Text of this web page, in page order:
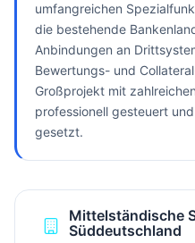
umfangreichen
die bestehende
Anbindungen an
Bewertungs- und
Großprojekt mit
professionell gesteuert
gesetzt.
Mittelständische
Süddeutschland